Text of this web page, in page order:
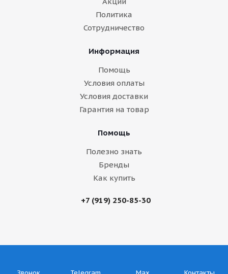
Политика
Сотрудничество
Информация
Помощь
Условия оплаты
Условия доставки
Гарантия на товар
Помощь
Полезно знать
Бренды
Как купить
+7 (919) 250-85-30